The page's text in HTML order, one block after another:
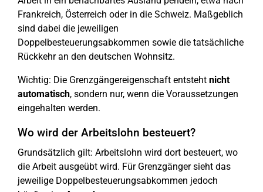
Frankreich, Österreich oder in die Schweiz. Maßgeblich
sind dabei die jeweiligen
Doppelbesteuerungsabkommen sowie die tatsächliche
Rückkehr an den deutschen Wohnsitz.
Wichtig: Die Grenzgängereigenschaft entsteht nicht
automatisch, sondern nur, wenn die Voraussetzungen
eingehalten werden.
Wo wird der Arbeitslohn besteuert?
Grundsätzlich gilt: Arbeitslohn wird dort besteuert, wo
die Arbeit ausgeübt wird. Für Grenzgänger sieht das
jeweilige Doppelbesteuerungsabkommen jedoch